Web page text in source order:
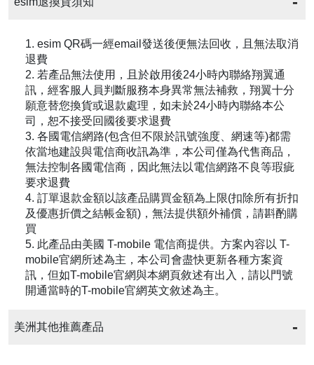
1. esim QR碼一經email發送後便無法回收，且無法取消
退費
2. 若產品無法使用，且於啟用後24小時內聯絡翔翼通
訊，經客服人員判斷服務本身異常無法補救，翔翼十分
願意替您換貨或退款處理，如未於24小時內聯絡本公
司，恕不接受回國後要求退費
3. 各國電信網路(包含但不限於訊號強度、網速等)都需
依當地建設與電信商收訊為準，本公司僅為代售商品，
無法控制各國電信商，因此無法以電信網路不良等瑕疵
要求退費
4. 訂單退款金額以該產品購買金額為上限(扣除所有折扣
及優惠折價之結帳金額)，無法提供額外補償，請斟酌購
買
5. 此產品由美國 T-mobile 電信商提供。方案內容以 T-
mobile官網所述為主，本公司會盡快更新各種方案資
訊，但如T-mobile官網與本網頁敘述有出入，請以門號
開通當時的T-mobile官網英文敘述為主。
美洲其他推薦產品